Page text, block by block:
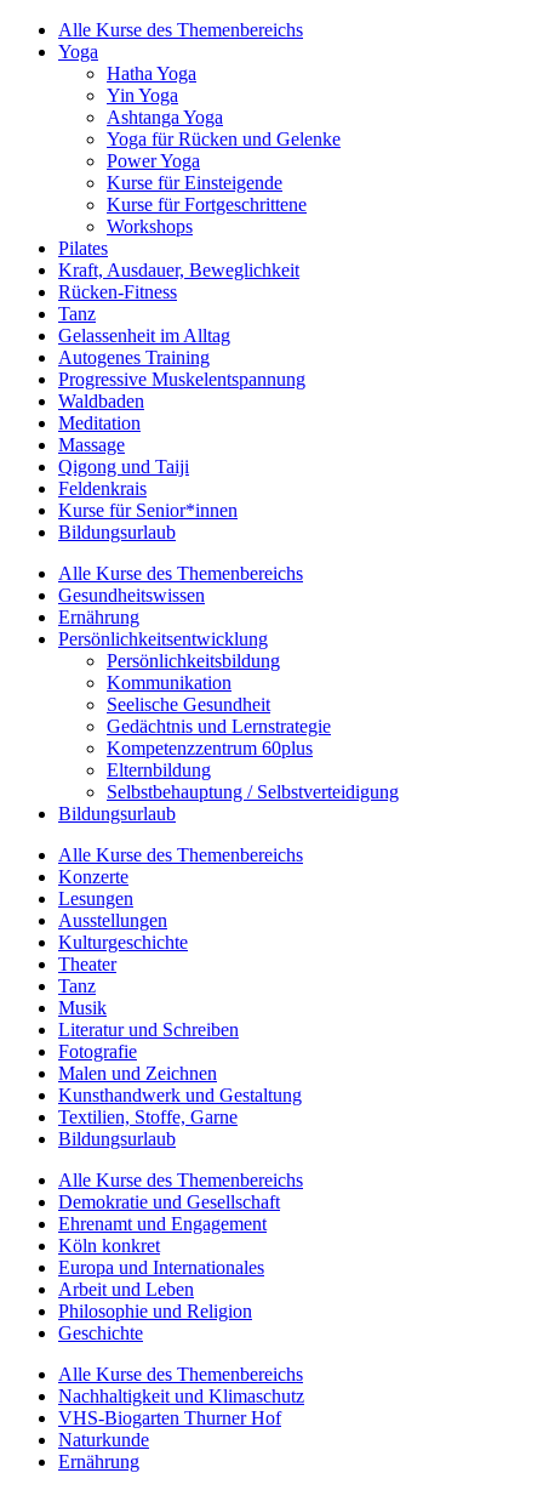
Alle Kurse des Themenbereichs
Yoga
Hatha Yoga
Yin Yoga
Ashtanga Yoga
Yoga für Rücken und Gelenke
Power Yoga
Kurse für Einsteigende
Kurse für Fortgeschrittene
Workshops
Pilates
Kraft, Ausdauer, Beweglichkeit
Rücken-Fitness
Tanz
Gelassenheit im Alltag
Autogenes Training
Progressive Muskelentspannung
Waldbaden
Meditation
Massage
Qigong und Taiji
Feldenkrais
Kurse für Senior*innen
Bildungsurlaub
Alle Kurse des Themenbereichs
Gesundheitswissen
Ernährung
Persönlichkeitsentwicklung
Persönlichkeitsbildung
Kommunikation
Seelische Gesundheit
Gedächtnis und Lernstrategie
Kompetenzzentrum 60plus
Elternbildung
Selbstbehauptung / Selbstverteidigung
Bildungsurlaub
Alle Kurse des Themenbereichs
Konzerte
Lesungen
Ausstellungen
Kulturgeschichte
Theater
Tanz
Musik
Literatur und Schreiben
Fotografie
Malen und Zeichnen
Kunsthandwerk und Gestaltung
Textilien, Stoffe, Garne
Bildungsurlaub
Alle Kurse des Themenbereichs
Demokratie und Gesellschaft
Ehrenamt und Engagement
Köln konkret
Europa und Internationales
Arbeit und Leben
Philosophie und Religion
Geschichte
Alle Kurse des Themenbereichs
Nachhaltigkeit und Klimaschutz
VHS-Biogarten Thurner Hof
Naturkunde
Ernährung